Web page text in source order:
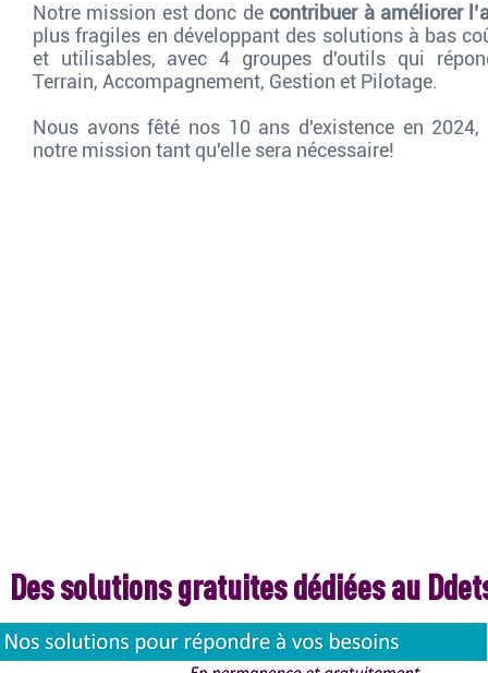
Notre mission est donc de contribuer à améliorer
plus fragiles en développant des solutions à bas
et utilisables, avec 4 groupes d'outils qui
Terrain, Accompagnement, Gestion et Pilotage.
Nous avons fêté nos 10 ans d'existence en
notre mission tant qu'elle sera nécessaire!
Des solutions gratuites dédiées au